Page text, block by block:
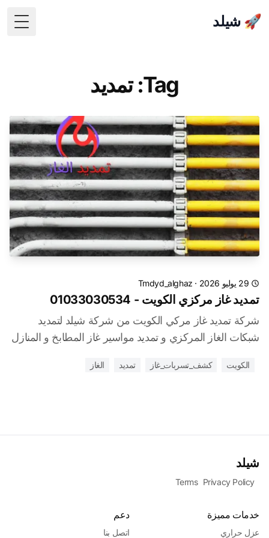
🚀 شيلد
Tag: تمديد
29 يوليو 2026 ·
Tmdyd_alghaz
تمديد غاز مركزي الكويت - 01033030534
شركة تمديد غاز مركي الكويت من شركة شيلد لتمديد
شبكات الغاز المركزي و تمديد مواسير غاز المطابخ و المنازل
الكويت كشف_تسربات_غاز تمديد الغاز
شيلد
Terms Privacy Policy
خدمات مميزة
عزل حراري
دعم
اتصل بنا